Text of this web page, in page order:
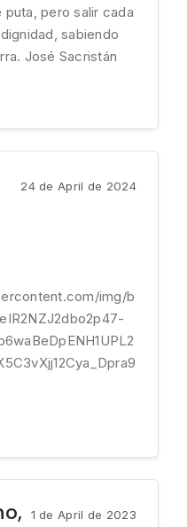
pero salir cada
sabiendo
José Sacristán
24 de April de 2024
img/b
1 de April de 2023